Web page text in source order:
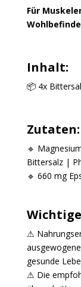
Für
Inhalt:
📦 4x
Zutaten:
🔹
Bittersalz |
🔹 660 mg
⚠
gesunde
⚠ Die